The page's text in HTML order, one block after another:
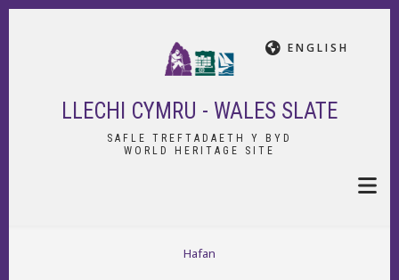
Skip
ENGLISH
LLECHI CYMRU - WALES SLATE
SAFLE TREFTADAETH Y BYD
WORLD HERITAGE SITE
BREADCRUMB
Hafan